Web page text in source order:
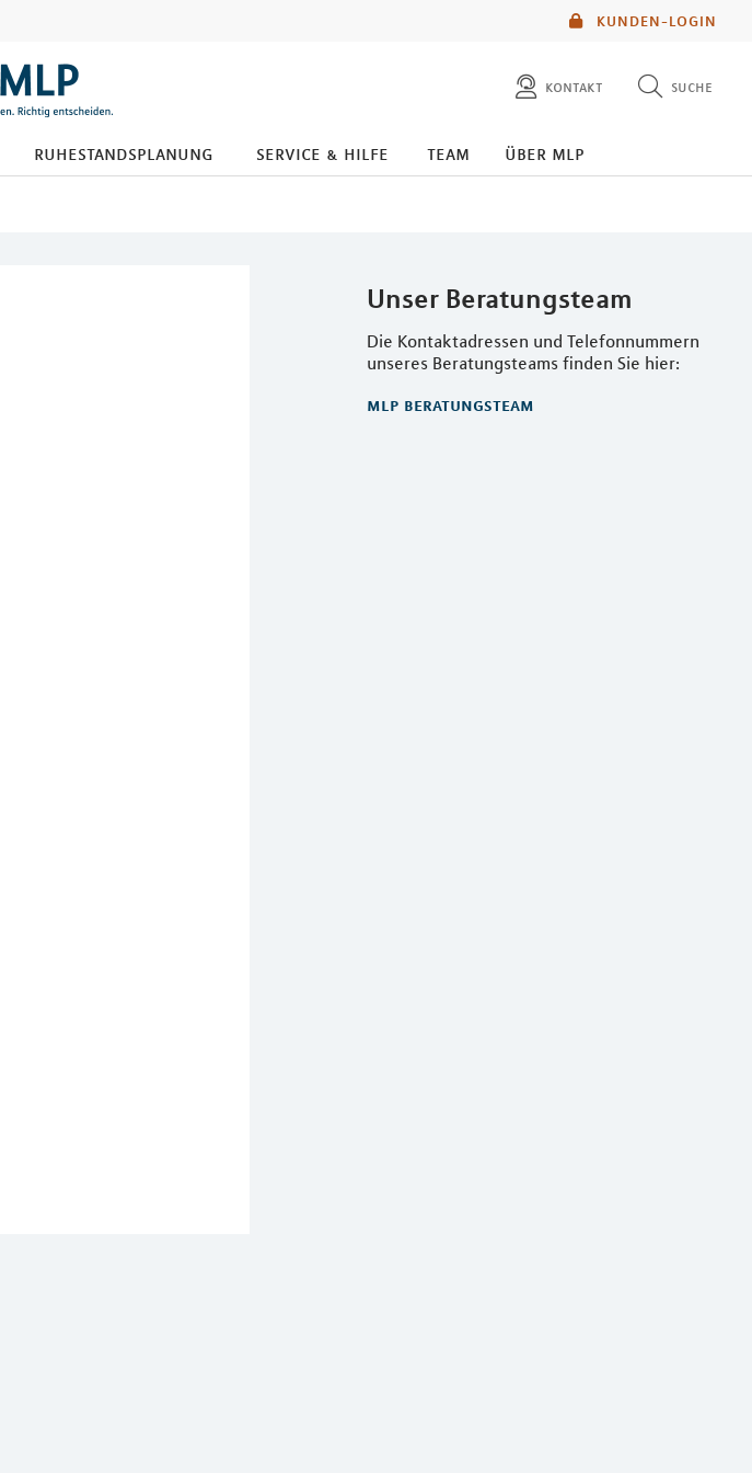
KUNDEN-LOGIN
kontakt suche
diese website durchsuchen
ruhestandsplanung service & hilfe team über mlp
Unser Beratungsteam
Die Kontaktadressen und Telefonnummern
unseres Beratungsteams finden Sie hier:
mlp beratungsteam